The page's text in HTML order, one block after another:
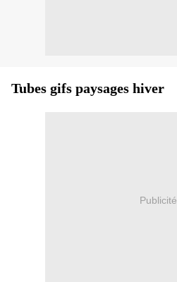
Tubes gifs paysages hiver
Publicité